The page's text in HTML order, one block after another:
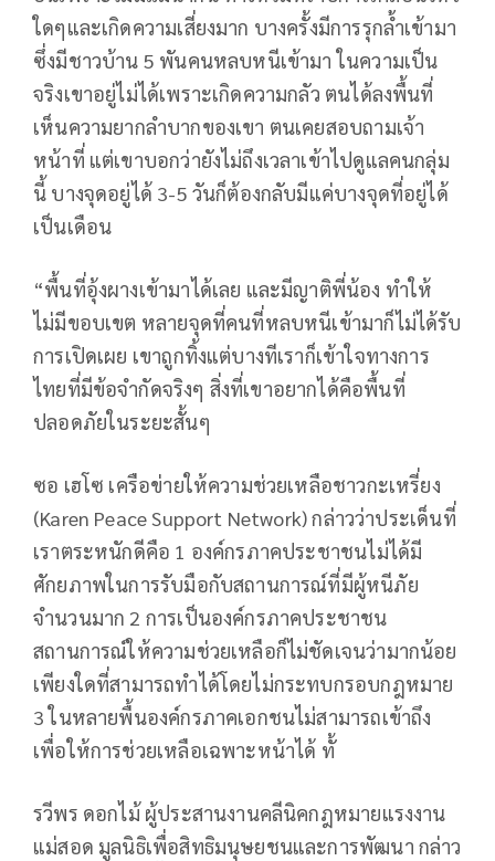
ใดๆและเกิดความเสี่ยงมาก บางครั้งมีการรุกล้ำเข้ามา
ซึ่งมีชาวบ้าน 5 พันคนหลบหนีเข้ามา ในความเป็น
จริงเขาอยู่ไม่ได้เพราะเกิดความกลัว ตนได้ลงพื้นที่
เห็นความยากลำบากของเขา ตนเคยสอบถามเจ้า
หน้าที่ แต่เขาบอกว่ายังไม่ถึงเวลาเข้าไปดูแลคนกลุ่ม
นี้ บางจุดอยู่ได้ 3-5 วันก็ต้องกลับมีแค่บางจุดที่อยู่ได้
เป็นเดือน
“พื้นที่อุ้งผางเข้ามาได้เลย และมีญาติพี่น้อง ทำให้
ไม่มีขอบเขต หลายจุดที่คนที่หลบหนีเข้ามาก็ไม่ได้รับ
การเปิดเผย เขาถูกทิ้งแต่บางทีเราก็เข้าใจทางการ
ไทยที่มีข้อจำกัดจริงๆ สิ่งที่เขาอยากได้คือพื้นที่
ปลอดภัยในระยะสั้นๆ
ซอ เฮโซ เครือข่ายให้ความช่วยเหลือชาวกะเหรี่ยง
(Karen Peace Support Network) กล่าวว่าประเด็นที่
เราตระหนักดีคือ 1 องค์กรภาคประชาชนไม่ได้มี
ศักยภาพในการรับมือกับสถานการณ์ที่มีผู้หนีภัย
จำนวนมาก 2 การเป็นองค์กรภาคประชาชน
สถานการณ์ให้ความช่วยเหลือก็ไม่ชัดเจนว่ามากน้อย
เพียงใดที่สามารถทำได้โดยไม่กระทบกรอบกฎหมาย
3 ในหลายพื้นองค์กรภาคเอกชนไม่สามารถเข้าถึง
เพื่อให้การช่วยเหลือเฉพาะหน้าได้ ทั้
รวีพร ดอกไม้ ผู้ประสานงานคลีนิคกฎหมายแรงงาน
แม่สอด มูลนิธิเพื่อสิทธิมนุษยชนและการพัฒนา กล่าว